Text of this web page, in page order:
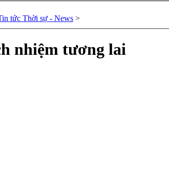
tức Thời sự - News >
nhiệm tương lai